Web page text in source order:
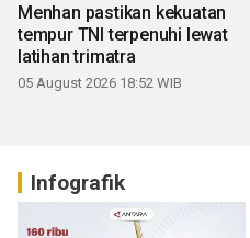
Menhan pastikan kekuatan
tempur TNI terpenuhi lewat
latihan trimatra
05 August 2026 18:52 WIB
Infografik